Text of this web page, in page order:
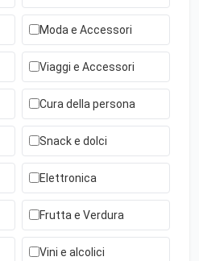
Moda e Accessori
Viaggi e Accessori
Cura della persona
Snack e dolci
Elettronica
Frutta e Verdura
Vini e alcolici